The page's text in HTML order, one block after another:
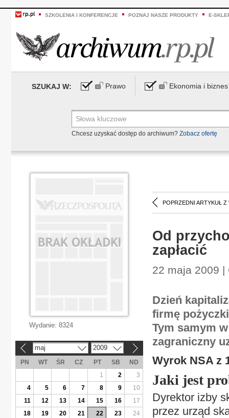
SZKOLENIA I KONFERENCJE POZNAJ NASZE PRODUKTY E-
SZUKAJ W: Prawo Ekonomia i biznes
Chcesz uzyskać dostęp do archiwum? Zobacz ofertę
POPRZEDNI ARTYKUŁ Z
Od
zapłacić
22 maja 2009 |
Dzień
firmę
Tym samym
zagraniczny
Wyrok NSA z
Jaki jest
Dyrektor izby
przez urząd
Wydanie: 8324
maj 2009
PN WT ŚR CZ PT SB
ND
1
2
3
4
5 6 7 8 9
10
11
12 13 14 15 16
17
18
19 20 21 22 23
24